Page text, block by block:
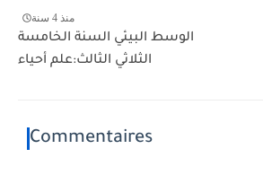
منذ 4 سنة
الوسط البيئي السنة الخامسة
الثلاثي الثالث:علم أحياء
Commentaires